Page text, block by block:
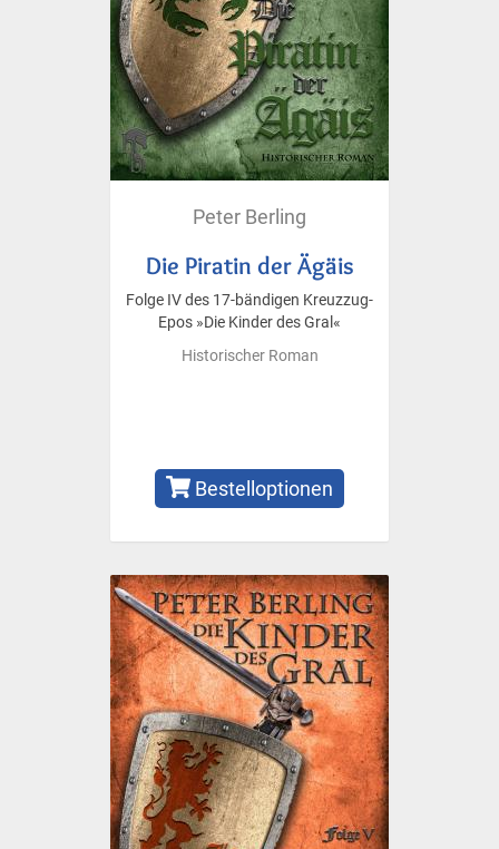
Peter Berling
Die Piratin der Ägäis
Folge IV des 17-bändigen Kreuzzug-
Epos »Die Kinder des Gral«
Historischer Roman
Bestelloptionen